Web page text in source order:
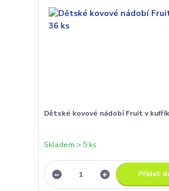
Dětské kovové nádobí Fruit v
Skladem > 5 ks
Přidat